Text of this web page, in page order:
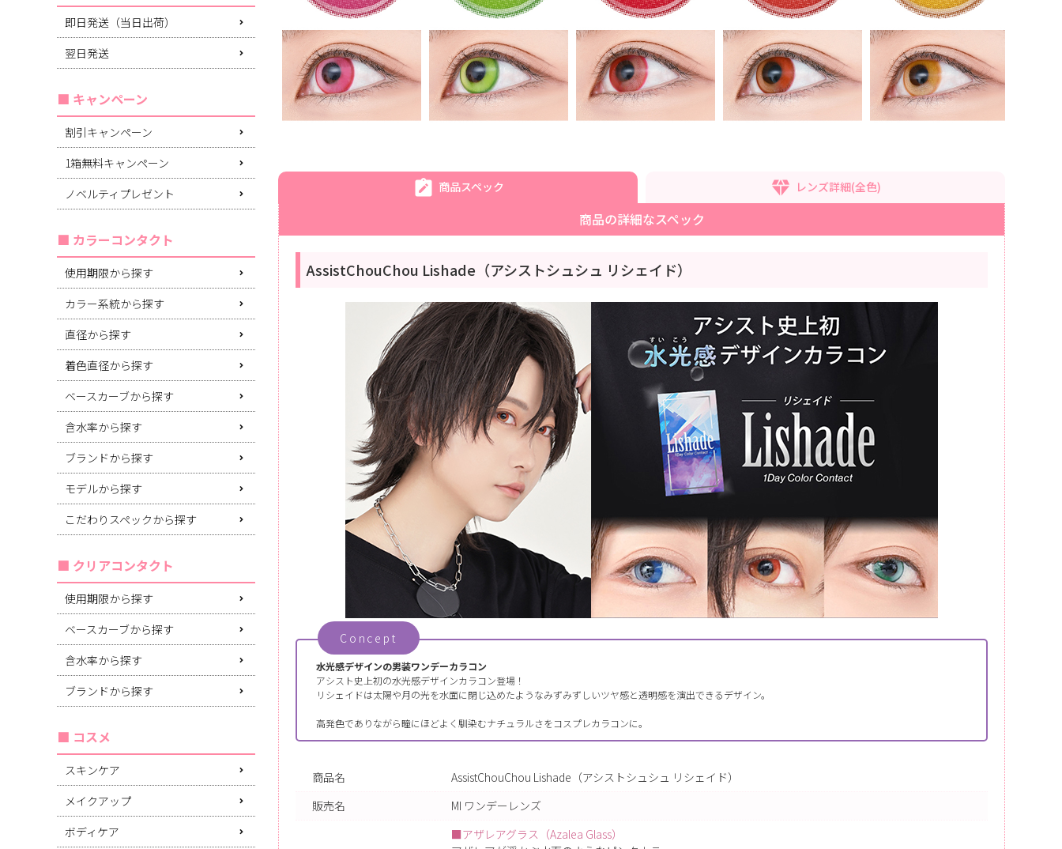
即日発送（当日出荷）
翌日発送
キャンペーン
割引キャンペーン
1箱無料キャンペーン
ノベルティプレゼント
カラーコンタクト
使用期限から探す
カラー系統から探す
直径から探す
着色直径から探す
ベースカーブから探す
含水率から探す
ブランドから探す
モデルから探す
こだわりスペックから探す
クリアコンタクト
使用期限から探す
ベースカーブから探す
含水率から探す
ブランドから探す
コスメ
スキンケア
メイクアップ
ボディケア
商品スペック レンズ詳細(全色)
商品の詳細なスペック
AssistChouChou Lishade（アシストシュシュ リシェイド）
Concept
水光感デザインの男装ワンデーカラコン
アシスト史上初の水光感デザインカラコン登場！
リシェイドは太陽や月の光を水面に閉じ込めたようなみずみずしいツヤ感と透明感を演出できるデザイン。
高発色でありながら瞳にほどよく馴染むナチュラルさをコスプレカラコンに。
商品名
AssistChouChou Lishade（アシストシュシュ リシェイド）
販売名
MI ワンデーレンズ
■アザレアグラス（Azalea Glass）